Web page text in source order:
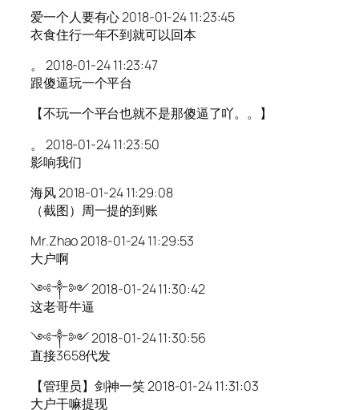
爱一个人要有心 2018-01-24 11:23:45
衣食住行一年不到就可以回本
。 2018-01-24 11:23:47
跟傻逼玩一个平台
【不玩一个平台也就不是那傻逼了吖。。】
。 2018-01-24 11:23:50
影响我们
海风 2018-01-24 11:29:08
（截图）周一提的到账
Mr.Zhao 2018-01-24 11:29:53
大户啊
༺༒༻ 2018-01-24 11:30:42
这老哥牛逼
༺༒༻ 2018-01-24 11:30:56
直接3658代发
【管理员】剑神一笑 2018-01-24 11:31:03
大户干嘛提现